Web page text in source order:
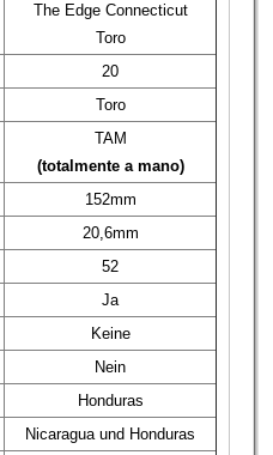
The Edge Connecticut
Toro
20
Toro
TAM
(totalmente a mano)
152mm
20,6mm
52
Ja
Keine
Nein
Honduras
Nicaragua und Honduras